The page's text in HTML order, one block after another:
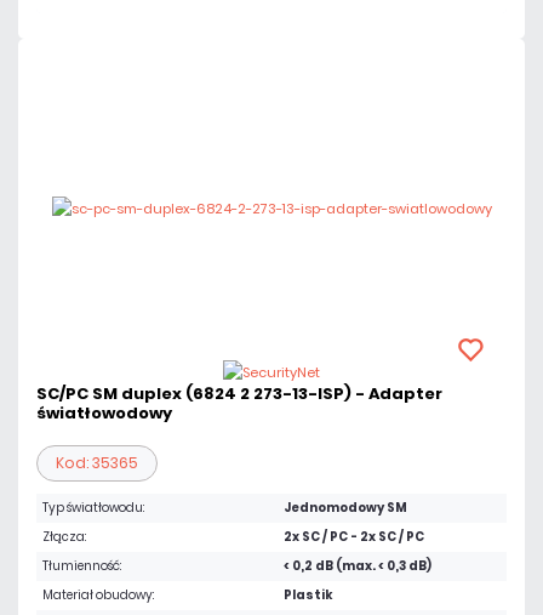
SC/PC SM duplex (6824 2 273-13-ISP) - Adapter
światłowodowy
Kod: 35365
Typ światłowodu:
Jednomodowy SM
Złącza:
2x SC / PC - 2x SC / PC
Tłumienność:
< 0,2 dB (max. < 0,3 dB)
Materiał obudowy:
Plastik